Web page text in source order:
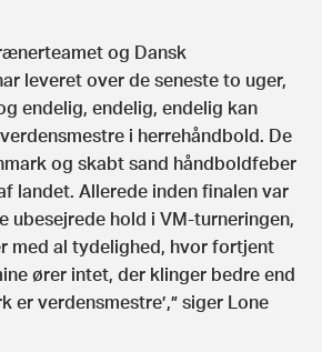
og Dansk
leveret over de seneste to uger,
endelig, endelig, endelig kan
i herrehåndbold. De
og skabt sand håndboldfeber
landet. Allerede inden finalen var
ubesejrede hold i VM-turneringen,
med al tydelighed, hvor fortjent
ører intet, der klinger bedre end
er verdensmestre’,” siger Lone